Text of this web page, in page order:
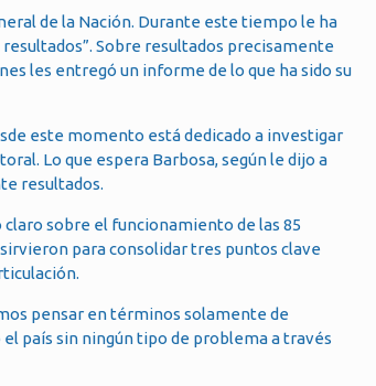
de la Nación. Durante este tiempo le ha
Sobre resultados precisamente
les entregó un informe de lo que ha sido su
este momento está dedicado a investigar
Lo que espera Barbosa, según le dijo a
resultados.
sobre el funcionamiento de las 85
para consolidar tres puntos clave
pensar en términos solamente de
país sin ningún tipo de problema a través